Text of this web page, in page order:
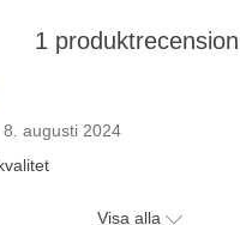
1 produktrecension
5 av 5 stjärnor
8. augusti 2024
Visa alla